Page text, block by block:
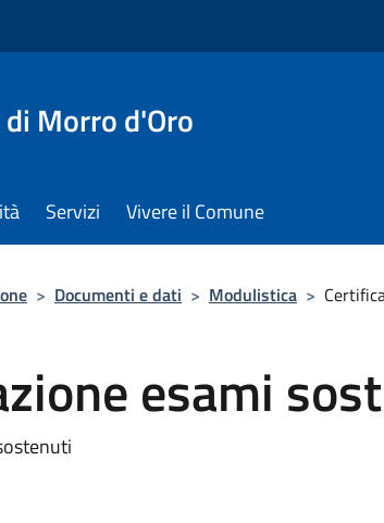
di Morro d'Oro
Servizi Vivere il Comune
> Documenti e dati > Modulistica >
esami